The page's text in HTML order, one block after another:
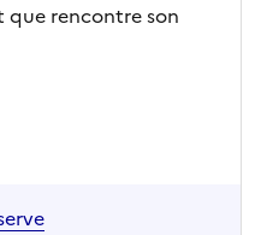
rencontre son